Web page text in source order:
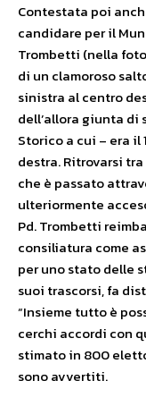
Contestata poi
candidare per il
Trombetti (nella
di un clamoroso
sinistra al centro
dell’allora giunta
Storico a cui – era
destra. Ritrovarsi
che è passato
ulteriormente
Pd. Trombetti
consiliatura come
per uno stato delle
suoi trascorsi, fa
“Insieme tutto è
cerchi accordi con
stimato in 800
sono avvertiti.